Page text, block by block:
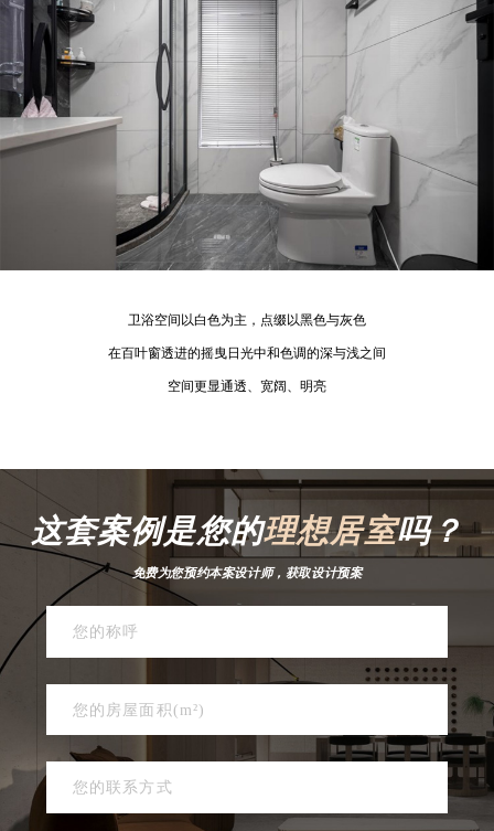
卫浴空间以白色为主，点缀以黑色与灰色
在百叶窗透进的摇曳日光中和色调的深与浅之间
空间更显通透、宽阔、明亮
这套案例是您的理想居室吗？
免费为您预约本案设计师，获取设计预案